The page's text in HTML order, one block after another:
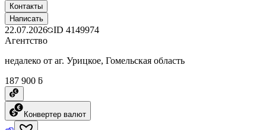
Контакты
Написать
22.07.2026 ID 4149974
Агентство
недалеко от аг. Урицкое, Гомельская область
187 900 ƃ
Конвертер валют